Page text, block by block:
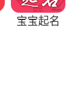
宝宝起名